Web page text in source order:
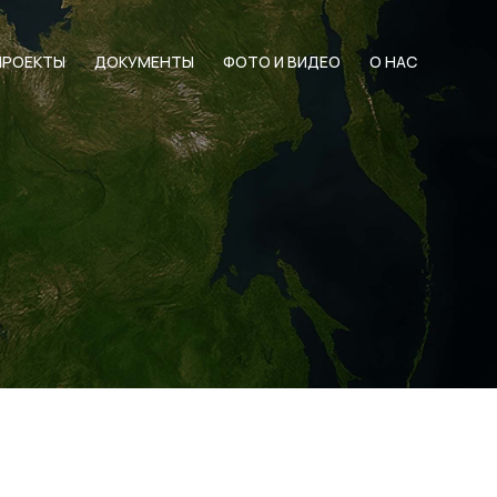
ДОКУМЕНТЫ ФОТО И ВИДЕО О НАС